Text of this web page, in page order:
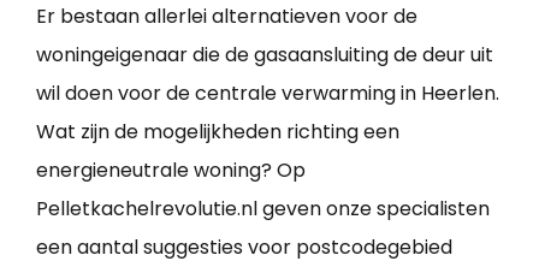
Er bestaan allerlei alternatieven voor de
woningeigenaar die de gasaansluiting de deur uit
wil doen voor de centrale verwarming in Heerlen.
Wat zijn de mogelijkheden richting een
energieneutrale woning? Op
Pelletkachelrevolutie.nl geven onze specialisten
een aantal suggesties voor postcodegebied